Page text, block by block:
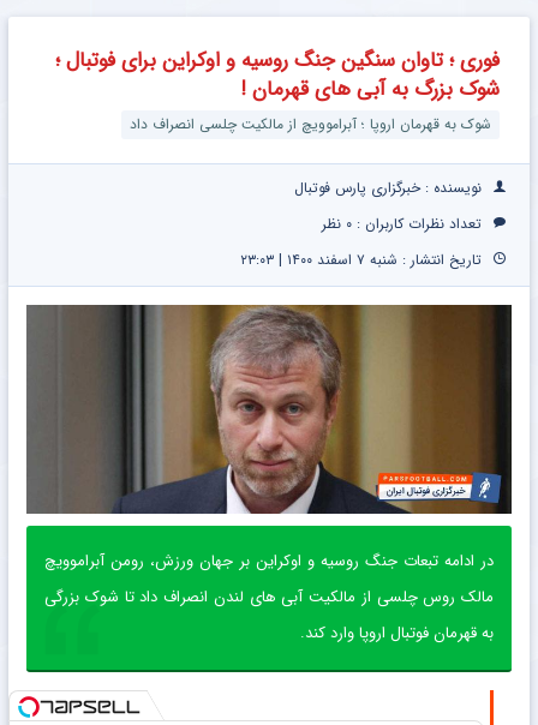
فروشگاهت
رو ثبت
کن
وست +
قسط
+
خرید
در4
و
سریع
بفروش
فوری ؛ تاوان سنگین جنگ روسیه و اوکراین برای فوتبال ؛
شوک بزرگ به آبی های قهرمان !
شوک به قهرمان اروپا ؛ آبراموویچ از مالکیت چلسی انصراف داد
نویسنده : خبرگزاری پارس فوتبال
تعداد نظرات کاربران : ۰ نظر
تاریخ انتشار : شنبه ۷ اسفند ۱۴۰۰ | ۲۳:۰۳
در ادامه تبعات جنگ روسیه و اوکراین بر جهان ورزش، رومن آبراموویچ
مالک روس چلسی از مالکیت آبی های لندن انصراف داد تا شوک بزرگی
به قهرمان فوتبال اروپا وارد کند.